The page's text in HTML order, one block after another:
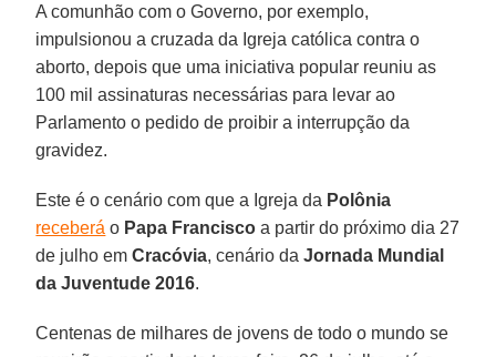
A comunhão com o Governo, por exemplo,
impulsionou a cruzada da Igreja católica contra o
aborto, depois que uma iniciativa popular reuniu as
100 mil assinaturas necessárias para levar ao
Parlamento o pedido de proibir a interrupção da
gravidez.
Este é o cenário com que a Igreja da Polônia
receberá o Papa Francisco a partir do próximo dia 27
de julho emCracóvia, cenário da Jornada Mundial
da Juventude 2016.
Centenas de milhares de jovens de todo o mundo se